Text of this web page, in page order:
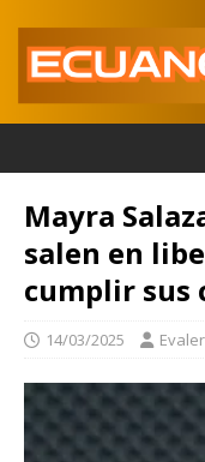
Mayra
salen en
cumplir sus
14/03/2025